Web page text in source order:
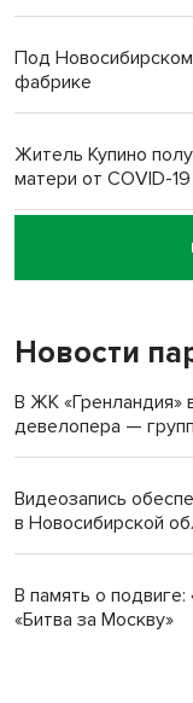
Под
фабрике
Житель Купино
матери от COVID-19
Новосибирский суд
пенсионерки на
Новости
В ЖК «Гренландия»
девелопера —
Видеозапись
в Новосибирской
В память о
«Битва за Москву»